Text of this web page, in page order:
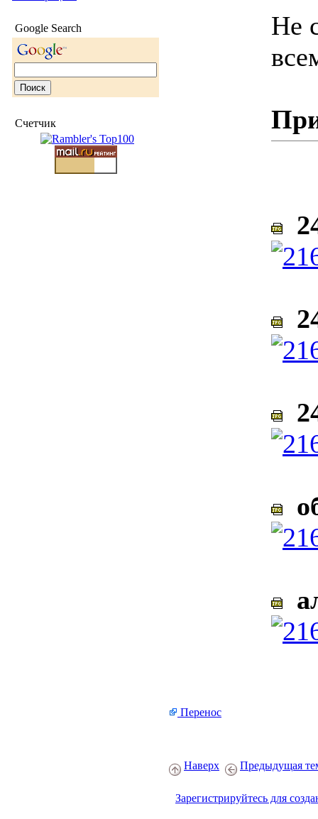
Google Search
Счетчик
Не
Перенос
Наверх Предыдущая
Зарегистрируйтесь для